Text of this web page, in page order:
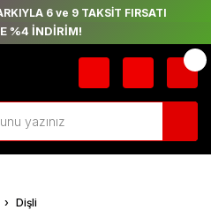
6 ve 9 TAKSİT FIRSATI
%4 İNDİRİM!
Dişli